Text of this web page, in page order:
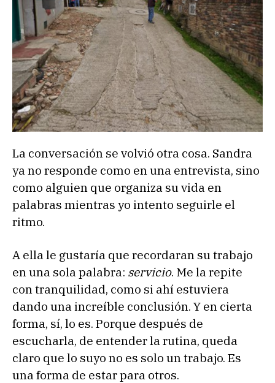
La conversación se volvió otra cosa. Sandra
ya no responde como en una entrevista, sino
como alguien que organiza su vida en
palabras mientras yo intento seguirle el
ritmo.
A ella le gustaría que recordaran su trabajo
en una sola palabra: servicio. Me la repite
con tranquilidad, como si ahí estuviera
dando una increíble conclusión. Y en cierta
forma, sí, lo es. Porque después de
escucharla, de entender la rutina, queda
claro que lo suyo no es solo un trabajo. Es
una forma de estar para otros.